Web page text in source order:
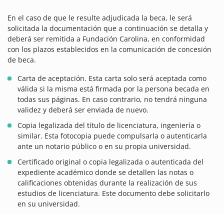
En el caso de que le resulte adjudicada la beca, le será
solicitada la documentación que a continuación se detalla y
deberá ser remitida a Fundación Carolina, en conformidad
con los plazos establecidos en la comunicación de concesión
de beca.
Carta de aceptación. Esta carta solo será aceptada como
válida si la misma está firmada por la persona becada en
todas sus páginas. En caso contrario, no tendrá ninguna
validez y deberá ser enviada de nuevo.
Copia legalizada del título de licenciatura, ingeniería o
similar. Esta fotocopia puede compulsarla o autenticarla
ante un notario público o en su propia universidad.
Certificado original o copia legalizada o autenticada del
expediente académico donde se detallen las notas o
calificaciones obtenidas durante la realización de sus
estudios de licenciatura. Este documento debe solicitarlo
en su universidad.